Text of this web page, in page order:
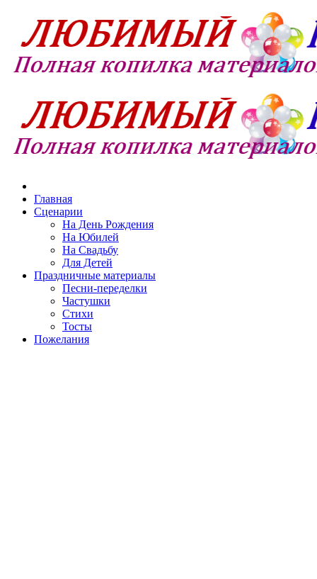
Главная
Сценарии
На День Рождения
На Юбилей
На Свадьбу
Для Детей
Праздничные материалы
Песни-переделки
Частушки
Стихи
Тосты
Пожелания